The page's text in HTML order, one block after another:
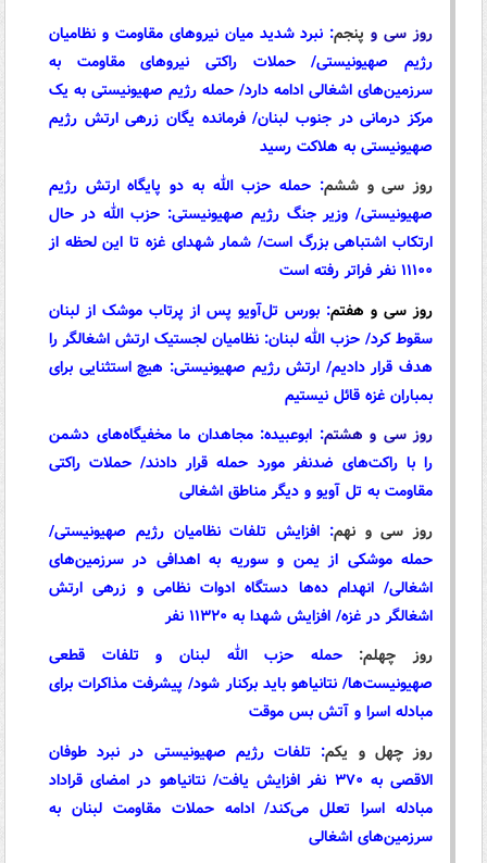
روز سی و پنجم: نبرد شدید میان نیروهای مقاومت و نظامیان
رژیم صهیونیستی/ حملات راکتی نیروهای مقاومت به
سرزمین‌های اشغالی ادامه دارد/ حمله رژیم صهیونیستی به یک
مرکز درمانی در جنوب لبنان/ فرمانده یگان زرهی ارتش رژیم
صهیونیستی به هلاکت رسید
روز سی و ششم: حمله حزب الله به دو پایگاه ارتش رژیم
صهیونیستی/ وزیر جنگ رژیم صهیونیستی: حزب الله در حال
ارتکاب اشتباهی بزرگ است/ شمار شهدای غزه تا این لحظه از
۱۱۱۰۰ نفر فراتر رفته است
روز سی و هفتم: بورس تل‌آویو پس از پرتاب موشک از لبنان
سقوط کرد/ حزب الله لبنان: نظامیان لجستیک ارتش اشغالگر را
هدف قرار دادیم/ ارتش رژیم صهیونیستی: هیچ استثنایی برای
بمباران ‌غزه قائل نیستیم
روز سی و هشتم: ابوعبیده: مجاهدان ما مخفیگاه‌های دشمن
را با راکت‌های ضدنفر مورد حمله قرار دادند/ حملات راکتی
مقاومت به تل آویو و دیگر مناطق اشغالی
روز سی و نهم: افزایش تلفات نظامیان رژیم صهیونیستی/
حمله موشکی از یمن و سوریه به اهدافی در سرزمین‌های
اشغالی/ انهدام ده‌ها دستگاه ادوات نظامی و زرهی ارتش
اشغالگر در غزه/ افزایش شهدا به ۱۱۳۲۰ نفر
روز چهلم:
حمله حزب الله لبنان و تلفات قطعی
صهیونیست‌ها/ نتانیاهو باید برکنار شود/ پیشرفت مذاکرات برای
مبادله اسرا و آتش بس موقت
روز چهل و یکم: تلفات رژیم صهیونیستی در نبرد طوفان
الاقصی به ۳۷۰ نفر افزایش یافت/ نتانیاهو در امضای قراداد
مبادله اسرا تعلل می‌کند/ ادامه حملات مقاومت لبنان به
سرزمین‌های اشغالی